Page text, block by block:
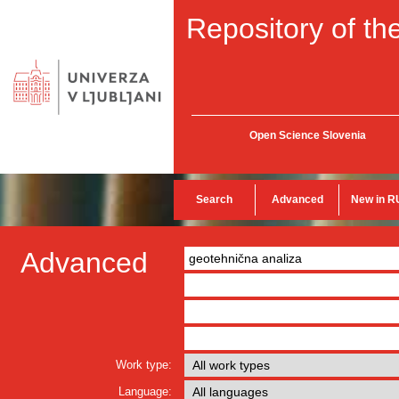
Repository of
Open Science Slovenia
Search Advanced New in
Advanced
Work type:
Language: